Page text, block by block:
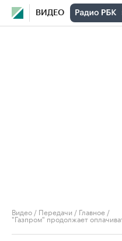
ВИДЕО
Видео / Передачи / Главное /
"Газпром" продолжает